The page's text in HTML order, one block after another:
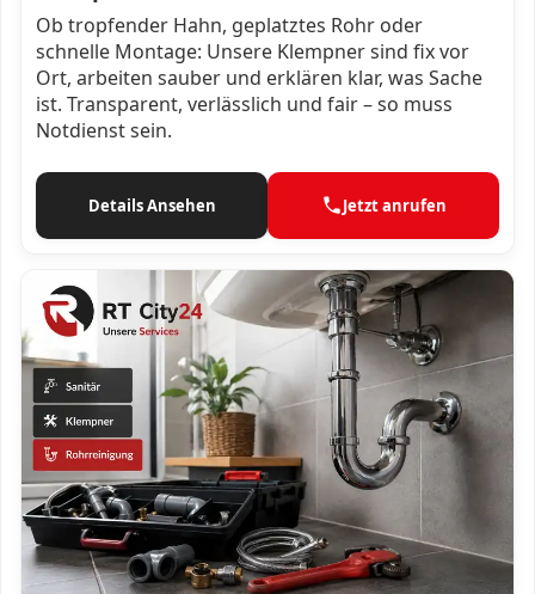
Ob tropfender Hahn, geplatztes Rohr oder
schnelle Montage: Unsere Klempner sind fix vor
Ort, arbeiten sauber und erklären klar, was Sache
ist. Transparent, verlässlich und fair – so muss
Notdienst sein.
Details Ansehen Jetzt anrufen